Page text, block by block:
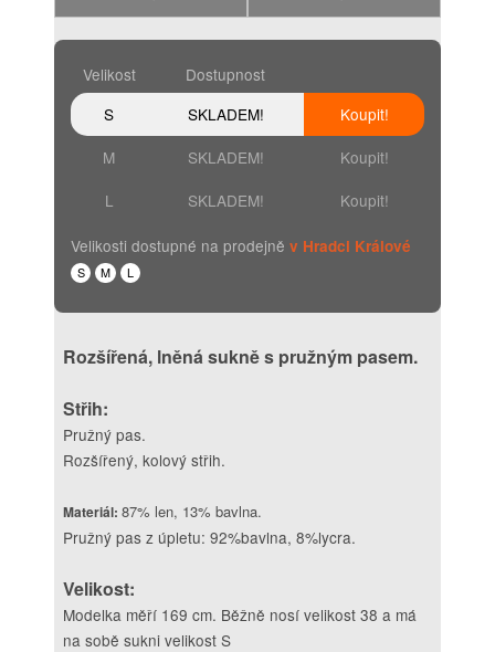
Velikost
Dostupnost
S
SKLADEM!
Koupit!
M
SKLADEM!
Koupit!
L
SKLADEM! Koupit!
Velikosti dostupné na prodejně v Hradci Králové
S M L
Rozšířená, lněná sukně s pružným pasem.
Střih:
Pružný pas.
Rozšířený, kolový střih.
Materiál: 87% len, 13% bavlna.
Pružný pas z úpletu: 92%bavlna, 8%lycra.
Velikost:
Modelka měří 169 cm. Běžně nosí velikost 38 a má
na sobě sukni velikost S